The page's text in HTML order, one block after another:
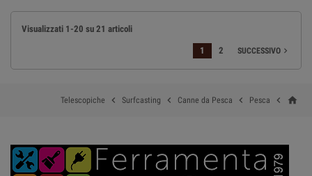
Visualizzati 1-20 su 21 articoli
1 2 SUCCESSIVO 
home

Pesca

Canne da Pesca

Surfcasting

Telescopiche